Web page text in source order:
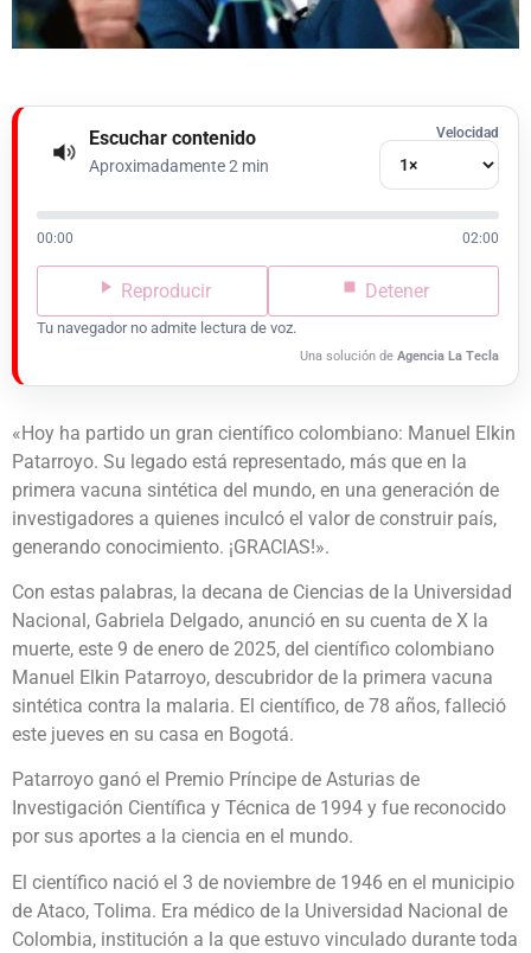
Escuchar contenido
Aproximadamente 2 min
Velocidad
00:00 02:00
Reproducir Detener
Tu navegador no admite lectura de voz.
Una solución de Agencia La Tecla
«Hoy ha partido un gran científico colombiano: Manuel Elkin
Patarroyo. Su legado está representado, más que en la
primera vacuna sintética del mundo, en una generación de
investigadores a quienes inculcó el valor de construir país,
generando conocimiento. ¡GRACIAS!».
Con estas palabras, la decana de Ciencias de la Universidad
Nacional, Gabriela Delgado, anunció en su cuenta de X la
muerte, este 9 de enero de 2025, del científico colombiano
Manuel Elkin Patarroyo, descubridor de la primera vacuna
sintética contra la malaria. El científico, de 78 años, falleció
este jueves en su casa en Bogotá.
Patarroyo ganó el Premio Príncipe de Asturias de
Investigación Científica y Técnica de 1994 y fue reconocido
por sus aportes a la ciencia en el mundo.
El científico nació el 3 de noviembre de 1946 en el municipio
de Ataco, Tolima. Era médico de la Universidad Nacional de
Colombia, institución a la que estuvo vinculado durante toda